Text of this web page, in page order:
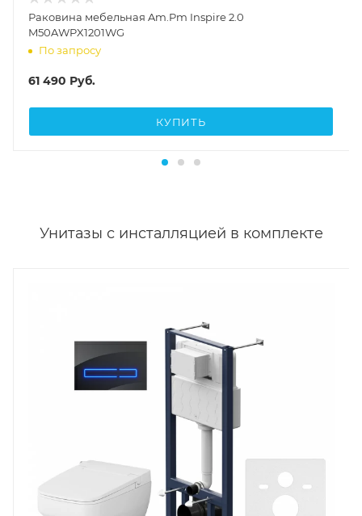
Раковина мебельная Am.Pm Inspire 2.0
M50AWPX1201WG
По запросу
61 490 Руб.
КУПИТЬ
Унитазы с инсталляцией в комплекте